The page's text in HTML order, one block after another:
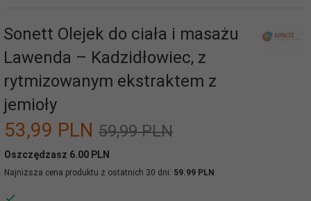
Sonett Olejek do ciała i masażu
Lawenda – Kadzidłowiec, z
rytmizowanym ekstraktem z
jemioły
53,99 PLN 59,99 PLN
Oszczędzasz 6.00 PLN
Najniższa cena produktu z ostatnich 30 dni: 59.99 PLN